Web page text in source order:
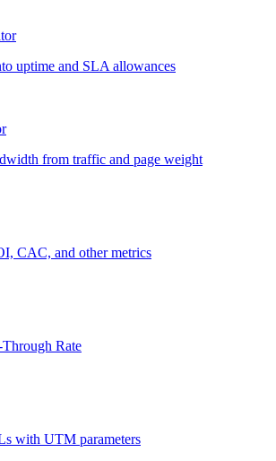
uptime and SLA allowances
from traffic and page weight
CAC, and other metrics
Rate
with UTM parameters